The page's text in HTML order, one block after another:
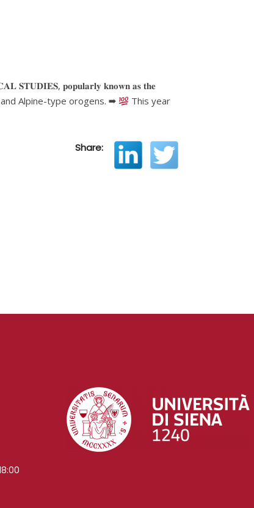
𝐒𝐓𝐔𝐃𝐈𝐄𝐒, 𝐩𝐨𝐩𝐮𝐥𝐚𝐫𝐥𝐲 𝐤𝐧𝐨𝐰𝐧 𝐚𝐬 𝐭𝐡𝐞
Alpine-type orogens. ➡
This year
Share: